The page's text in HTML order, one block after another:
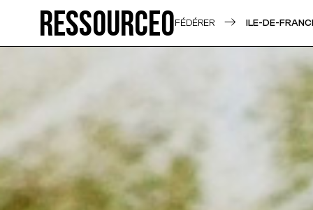
Ressource0FÉDÉRER ILE-DE-